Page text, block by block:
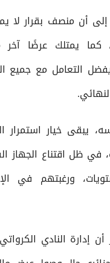
أن منصف بقرار لا
يمتلك عرضًا آخر
يفضل التعامل مع جميع
يبقى خيار استمرار
في ظل اقتناع الجهاز
ورغبتهم في
إدارة النادي